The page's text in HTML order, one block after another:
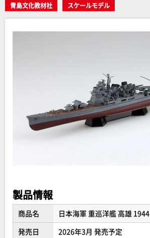
青島文化教材社 スケールモデル
製品情報
商品名
日本海軍 重巡洋艦 高雄 1944
発売日
2026年3月 発売予定